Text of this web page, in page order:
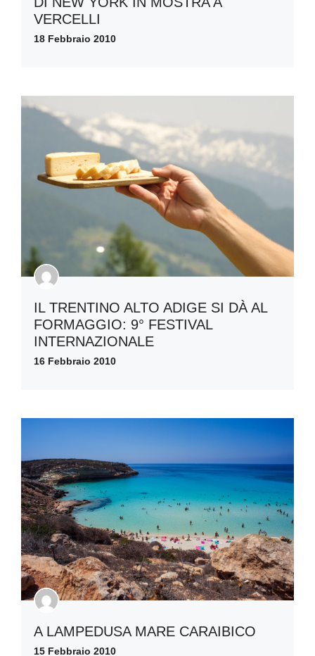
VERCELLI
18 Febbraio 2010
IL TRENTINO ALTO ADIGE SI DÀ AL
FORMAGGIO: 9° FESTIVAL
INTERNAZIONALE
16 Febbraio 2010
A LAMPEDUSA MARE CARAIBICO
15 Febbraio 2010